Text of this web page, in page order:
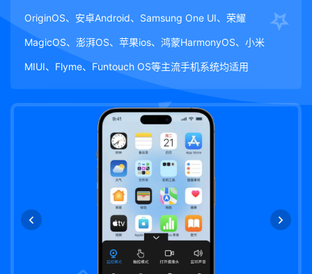
OriginOS、安卓Android、Samsung One UI、荣耀
MagicOS、澎湃OS、苹果ios、鸿蒙HarmonyOS、小米
MIUI、Flyme、Funtouch OS等主流手机系统均适用